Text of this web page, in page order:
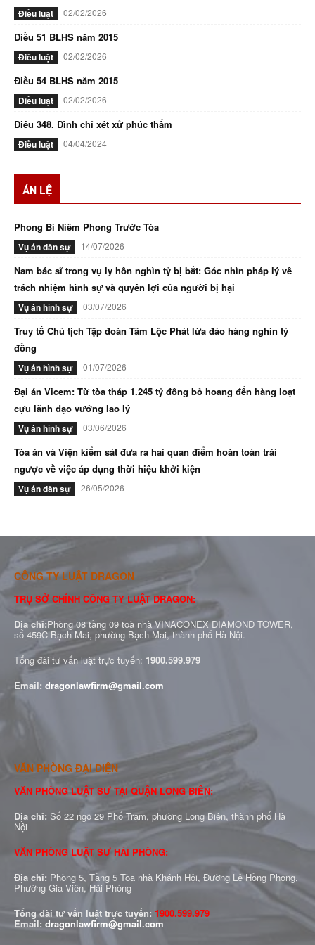
Điều luật 02/02/2026
Điều 51 BLHS năm 2015
Điều luật 02/02/2026
Điều 54 BLHS năm 2015
Điều luật 02/02/2026
Điều 348. Đình chỉ xét xử phúc thẩm
Điều luật 04/04/2024
ÁN LỆ
Phong Bì Niêm Phong Trước Tòa
Vụ án dân sự 14/07/2026
Nam bác sĩ trong vụ ly hôn nghìn tỷ bị bắt: Góc nhìn pháp lý về
trách nhiệm hình sự và quyền lợi của người bị hại
Vụ án hình sự 03/07/2026
Truy tố Chủ tịch Tập đoàn Tâm Lộc Phát lừa đảo hàng nghìn tỷ
đồng
Vụ án hình sự 01/07/2026
Đại án Vicem: Từ tòa tháp 1.245 tỷ đồng bỏ hoang đến hàng loạt
cựu lãnh đạo vướng lao lý
Vụ án hình sự 03/06/2026
Tòa án và Viện kiểm sát đưa ra hai quan điểm hoàn toàn trái
ngược về việc áp dụng thời hiệu khởi kiện
Vụ án dân sự 26/05/2026
CÔNG TY LUẬT DRAGON
TRỤ SỞ CHÍNH CÔNG TY LUẬT DRAGON:
Địa chỉ:Phòng 08 tầng 09 toà nhà VINACONEX DIAMOND TOWER,
số 459C Bạch Mai, phường Bạch Mai, thành phố Hà Nội.
Tổng đài tư vấn luật trực tuyến: 1900.599.979
Email: dragonlawfirm@gmail.com
VĂN PHÒNG ĐẠI DIỆN
VĂN PHÒNG LUẬT SƯ TẠI QUẬN LONG BIÊN:
Địa chỉ: Số 22 ngõ 29 Phố Trạm, phường Long Biên, thành phố Hà
Nội
VĂN PHÒNG LUẬT SƯ HẢI PHÒNG:
Địa chỉ: Phòng 5, Tầng 5 Tòa nhà Khánh Hội, Đường Lê Hồng Phong,
Phường Gia Viên, Hải Phòng
Tổng đài tư vấn luật trực tuyến: 1900.599.979
Email: dragonlawfirm@gmail.com